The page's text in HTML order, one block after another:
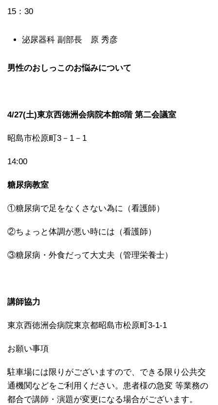
15：30
泌尿器科 副部長 原 秀彦
男性のおしっこのお悩みについて
4/27(土)東京西徳洲会病院本館8階 第二会議室
昭島市松原町3－1－1
14:00
糖尿病教室
①糖尿病で足をなくさない為に（看護師）
②ちょっと体調が悪い時には（看護師）
③糖尿病・外食だって大丈夫（管理栄養士）
講師協力
東京西徳洲会病院東京都昭島市松原町3-1-1
お願い事項
駐車場には限りがございますので、できる限り公共交
通機関などをご利用ください。患者様の急変 等業務の
都合で講師・演題が変更になる場合がございます。